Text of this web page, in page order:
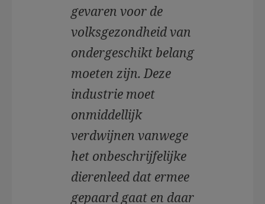
gevaren voor de
volksgezondheid van
ondergeschikt belang
moeten zijn. Deze
industrie moet
onmiddellijk
verdwijnen vanwege
het onbeschrijfelijke
dierenleed dat ermee
gepaard gaat en daar